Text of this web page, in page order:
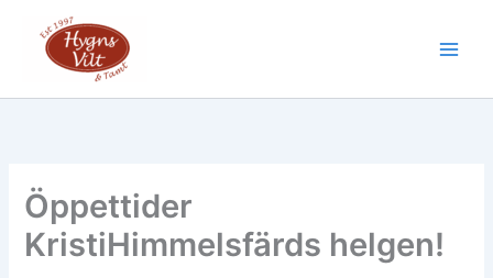
innehåll
Öppettider
KristiHimmelsfärds helgen!